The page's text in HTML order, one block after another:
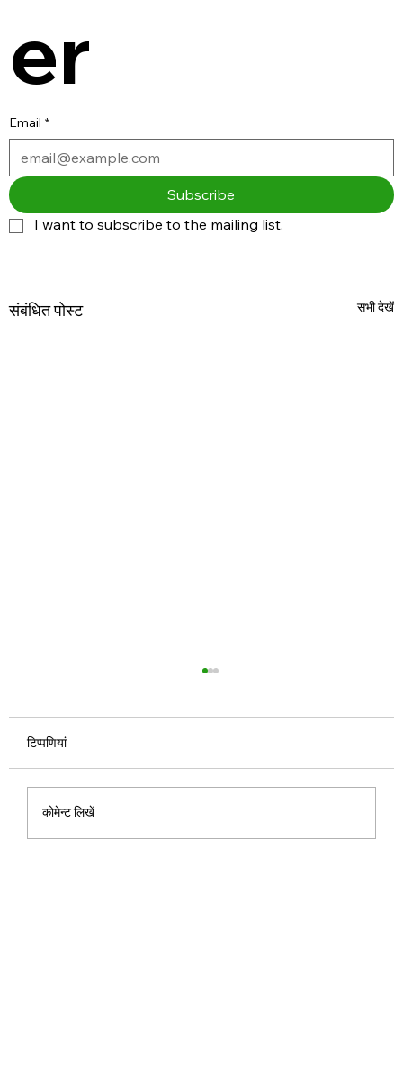
er
Email *
Subscribe
I want to subscribe to the mailing list.
संबंधित पोस्ट सभी देखें
टिप्पणियां
कोमेन्ट लिखें